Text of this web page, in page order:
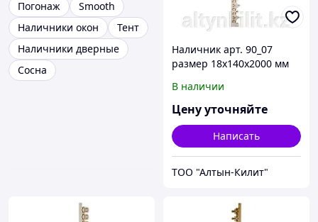
Погонаж
Smooth
Наличники окон
Тент
Наличники дверные
Сосна
Наличник арт. 90_07
размер 18х140х2000 мм
В наличии
Цену уточняйте
Написать
ТОО "Алтын-Килит"